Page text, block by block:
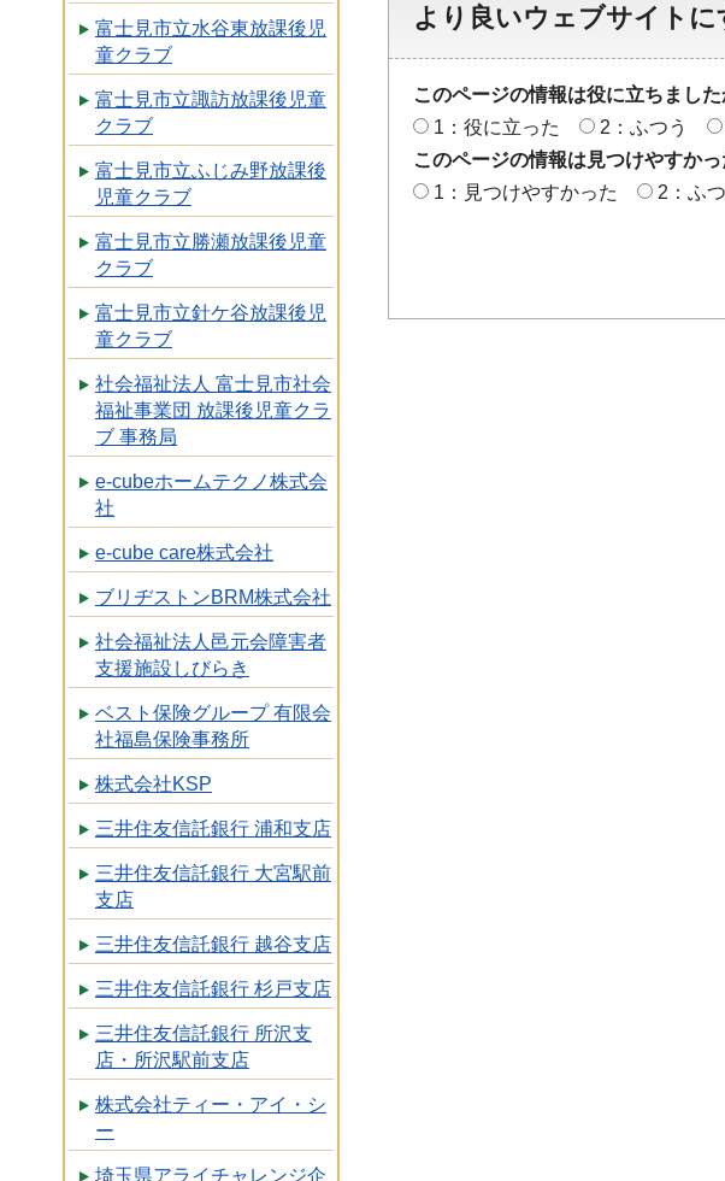
富士見市立水谷東放課後児
童クラブ
富士見市立諏訪放課後児童
クラブ
富士見市立ふじみ野放課後
児童クラブ
富士見市立勝瀬放課後児童
クラブ
富士見市立針ケ谷放課後児
童クラブ
社会福祉法人 富士見市社会
福祉事業団 放課後児童クラ
ブ 事務局
e-cubeホームテクノ株式会
社
e-cube care株式会社
ブリヂストンBRM株式会社
社会福祉法人邑元会障害者
支援施設しびらき
ベスト保険グループ 有限会
社福島保険事務所
株式会社KSP
三井住友信託銀行 浦和支店
三井住友信託銀行 大宮駅前
支店
三井住友信託銀行 越谷支店
三井住友信託銀行 杉戸支店
三井住友信託銀行 所沢支
店・所沢駅前支店
株式会社ティー・アイ・シ
ー
埼玉県アライチャレンジ企
より良いウェブサイト
このページの情報は役に立ちました
1：役に立った
2：ふつう
このページの情報は見つけやすかっ
1：見つけやすかった
2：ふ